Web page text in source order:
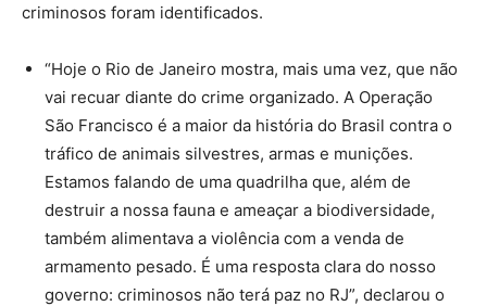
criminosos foram identificados.
“Hoje o Rio de Janeiro mostra, mais uma vez, que não
vai recuar diante do crime organizado. A Operação
São Francisco é a maior da história do Brasil contra o
tráfico de animais silvestres, armas e munições.
Estamos falando de uma quadrilha que, além de
destruir a nossa fauna e ameaçar a biodiversidade,
também alimentava a violência com a venda de
armamento pesado. É uma resposta clara do nosso
governo: criminosos não terá paz no RJ”, declarou o